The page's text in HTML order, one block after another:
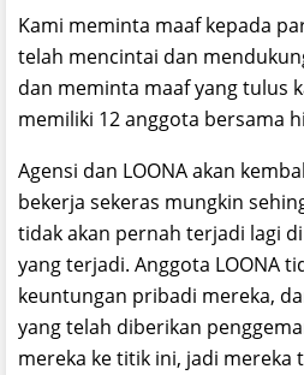
Kami meminta maaf kepada
telah mencintai dan
dan meminta maaf yang tulus
memiliki 12 anggota bersama
Agensi dan LOONA akan
bekerja sekeras mungkin
tidak akan pernah terjadi lagi
yang terjadi. Anggota LOONA
keuntungan pribadi mereka,
yang telah diberikan
mereka ke titik ini, jadi mereka